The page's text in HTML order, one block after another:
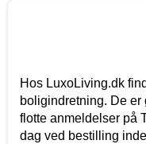
Hos LuxoLiving.dk
boligindretning. De
flotte anmeldelser på
dag ved bestilling